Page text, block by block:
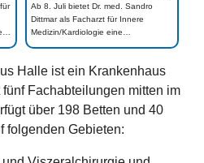
Ab 8. Juli bietet Dr. med. Sandro
Dittmar als Facharzt für Innere
Medizin/Kardiologie eine…
Halle ist ein Krankenhaus
Fachabteilungen mitten im
über 198 Betten und 40
folgenden Gebieten: